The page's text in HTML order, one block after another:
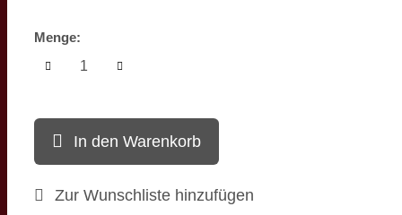
Menge:
In den Warenkorb
Zur Wunschliste hinzufügen